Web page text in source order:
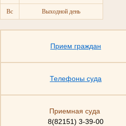
Вс Выходной день
Прием граждан
Телефоны суда
Приемная суда
8(82151) 3-39-00